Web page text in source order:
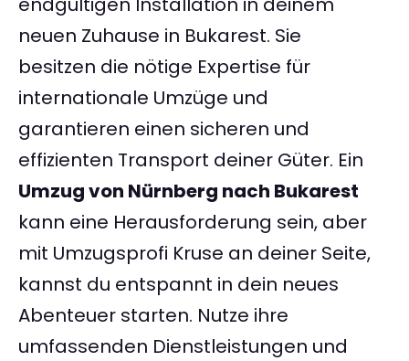
neuen Zuhause in Bukarest. Sie
besitzen die nötige Expertise für
internationale Umzüge und
garantieren einen sicheren und
effizienten Transport deiner Güter. Ein
Umzug von Nürnberg nach Bukarest
kann eine Herausforderung sein, aber
mit Umzugsprofi Kruse an deiner Seite,
kannst du entspannt in dein neues
Abenteuer starten. Nutze ihre
umfassenden Dienstleistungen und